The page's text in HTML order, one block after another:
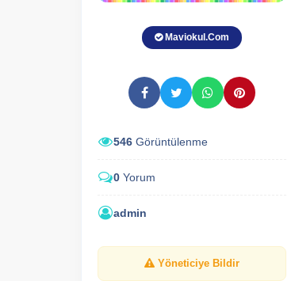
Maviokul.Com
546 Görüntülenme
0 Yorum
admin
Yöneticiye Bildir